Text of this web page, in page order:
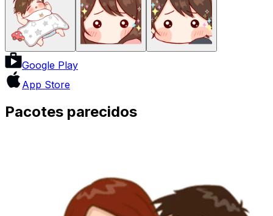
Google Play
App Store
Pacotes parecidos